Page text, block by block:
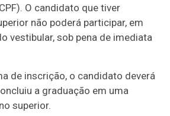
O candidato que tiver
não poderá participar, em
vestibular, sob pena de imediata
de inscrição, o candidato deverá
a graduação em uma
superior.